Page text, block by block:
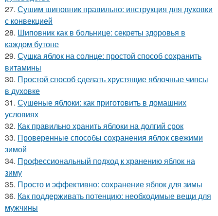
27. Сушим шиповник правильно: инструкция для духовки
с конвекцией
28. Шиповник как в больнице: секреты здоровья в
каждом бутоне
29. Сушка яблок на солнце: простой способ сохранить
витамины
30. Простой способ сделать хрустящие яблочные чипсы
в духовке
31. Сушеные яблоки: как приготовить в домашних
условиях
32. Как правильно хранить яблоки на долгий срок
33. Проверенные способы сохранения яблок свежими
зимой
34. Профессиональный подход к хранению яблок на
зиму
35. Просто и эффективно: сохранение яблок для зимы
36. Как поддерживать потенцию: необходимые вещи для
мужчины